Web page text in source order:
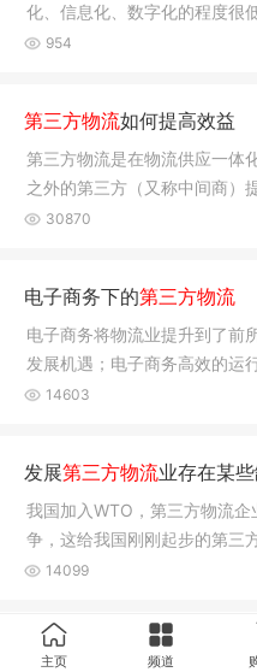
化、信息化、数字化的程度很
来，行业集中度提升是大势所
954
第三方物流如何提高效益
第三方物流是在物流供应一体
之外的第三方（又称中间商）
在一定的期限内，提供企业所
30870
电子商务下的第三方物流
电子商务将物流业提升到了前
发展机遇；电子商务高效的运
配套，第三方物流成为满足企
14603
发展第三方物流业存在某
我国加入WTO，第三方物流
争，这给我国刚刚起步的第三
14099
主页 频道